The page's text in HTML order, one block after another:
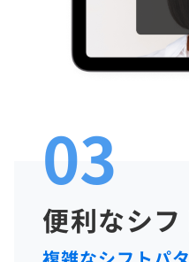
03
便利なシ